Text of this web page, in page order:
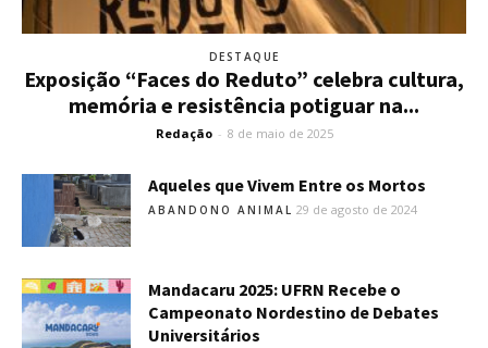
DESTAQUE
Exposição “Faces do Reduto” celebra cultura,
memória e resistência potiguar na...
Redação - 8 de maio de 2025
Aqueles que Vivem Entre os Mortos
ABANDONO ANIMAL 29 de agosto de 2024
Mandacaru 2025: UFRN Recebe o
Campeonato Nordestino de Debates
Universitários